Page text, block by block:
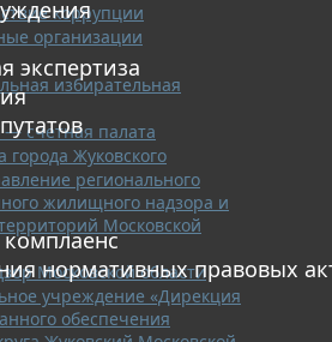
коррупции
организации
избирательная
счетная палата
города Жуковского
регионального
жилищного надзора и
Московской
Московской области
учреждение «Дирекция
обеспечения
экспертиза
нормативных правовых